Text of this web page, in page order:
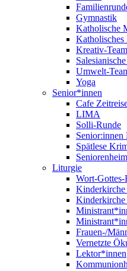
Gymnastik
Katholische
Kreativ-Team
Umwelt-
Yoga
Senior*innen
Cafe
LIMA
Solli-Runde
Senior:innen
Spätlese
Liturgie
Wort-
Frauen-/
Vernetzte
Lektor*innen